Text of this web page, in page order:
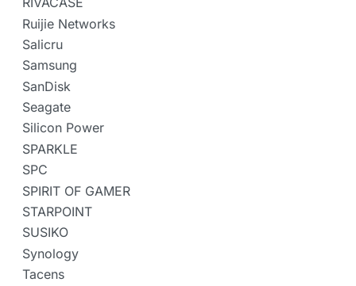
Ruijie Networks
Salicru
Samsung
SanDisk
Seagate
Silicon Power
SPARKLE
SPC
SPIRIT OF GAMER
STARPOINT
SUSIKO
Synology
Tacens